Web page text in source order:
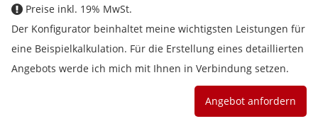
Preise inkl. 19% MwSt.
Der Konfigurator beinhaltet meine wichtigsten Leistungen für
eine Beispielkalkulation. Für die Erstellung eines detaillierten
Angebots werde ich mich mit Ihnen in Verbindung setzen.